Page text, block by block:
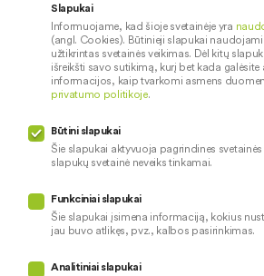
Apie mus
Kontaktai
Karjera
Socialinė atsakomybė
Palūkanų
Paslaugų
įkainiai
Pranešėjų
Privatumo politika
Naudojami slapukai
Slapukai
Informuojame, kad šioje svetainėje yra
(angl. Cookies). Būtinieji slapukai
užtikrintas svetainės veikimas. Dėl kitų
išreikšti savo sutikimą, kurį bet kada galėsite
informacijos, kaip tvarkomi asmens
privatumo politikoje.
Būtini slapukai
Šie slapukai aktyvuoja pagrindines
slapukų svetainė neveiks tinkamai.
Funkciniai slapukai
Šie slapukai įsimena informaciją, kokius
jau buvo atlikęs, pvz., kalbos pasirinkimas.
Analitiniai slapukai